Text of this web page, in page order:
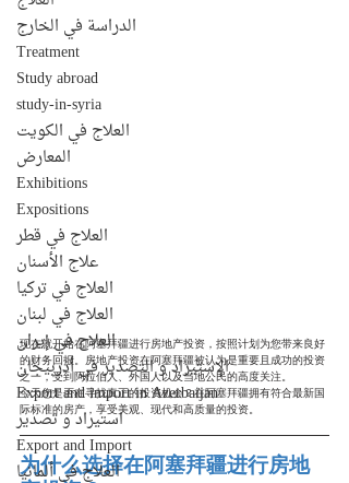
الدراسة في الخارج
Treatment
Study abroad
study-in-syria
العلاج في الكويت
المعارض
Exhibitions
Expositions
العلاج في قطر
علاج الأسنان
العلاج في تركيا
العلاج في لبنان
العلاج في إيران
الإستيراد و التصدير في أذربيجان
Export and import in Azerbaijan
استيراد و تصدير
Export and Import
العلاج في ألمانيا
现在就开始在阿塞拜疆进行房地产投资，按照计划为您带来良好
的财务回报。房地产投资在阿塞拜疆被认为是重要且成功的投资
之一，受到阿拉伯人、外国人以及当地公民的高度关注。
今天您是否在寻找真正的投资机会？在阿塞拜疆拥有符合最新国
际标准的房产，享受美观、现代和高质量的投资。
为什么选择在阿塞拜疆进行房地